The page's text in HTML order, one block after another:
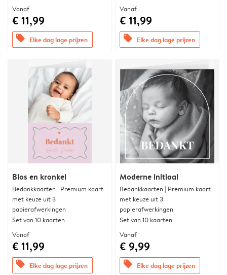
Vanaf
€ 11,99
offers Elke dag lage prijzen
Vanaf
€ 11,99
offers Elke dag lage prijzen
Blos en kronkel
Bedankkaarten | Premium kaart
met keuze uit 3
papierafwerkingen
Set van 10 kaarten
Vanaf
€ 11,99
offers Elke dag lage prijzen
Moderne initiaal
Bedankkaarten | Premium kaart
met keuze uit 3
papierafwerkingen
Set van 10 kaarten
Vanaf
€ 9,99
offers Elke dag lage prijzen